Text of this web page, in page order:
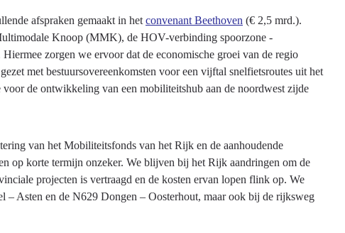
afspraken gemaakt in het convenant Beethoven (€ 2,5 mrd.).
Knoop (MMK), de HOV-verbinding spoorzone -
zorgen we ervoor dat de economische groei van de regio
met bestuursovereenkomsten voor een vijftal snelfietsroutes uit het
de ontwikkeling van een mobiliteitshub aan de noordwest zijde
van het Mobiliteitsfonds van het Rijk en de aanhoudende
op korte termijn onzeker. We blijven bij het Rijk aandringen om de
projecten is vertraagd en de kosten ervan lopen flink op. We
– Asten en de N629 Dongen – Oosterhout, maar ook bij de rijksweg